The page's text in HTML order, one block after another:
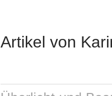
Artikel von